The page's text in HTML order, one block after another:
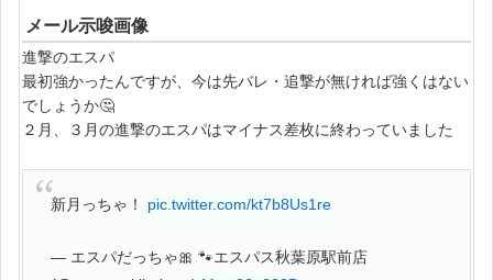
メール示唆画像
進撃のエスパ
最初強かったんですが、今は先バレ・追撃が無ければ強くはない
でしょうか🤔
２月、３月の進撃のエスパはマイナス差枚に終わっていました
新月っちゃ！ pic.twitter.com/kt7b8Us1re
— エスパだっちゃ🎀 🐾エスパス秋葉原駅前店